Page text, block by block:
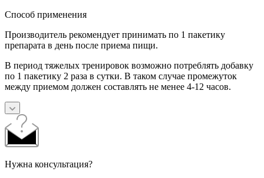
Способ применения
Производитель рекомендует принимать по 1 пакетику
препарата в день после приема пищи.
В период тяжелых тренировок возможно потреблять добавку
по 1 пакетику 2 раза в сутки. В таком случае промежуток
между приемом должен составлять не менее 4-12 часов.
Нужна консультация?